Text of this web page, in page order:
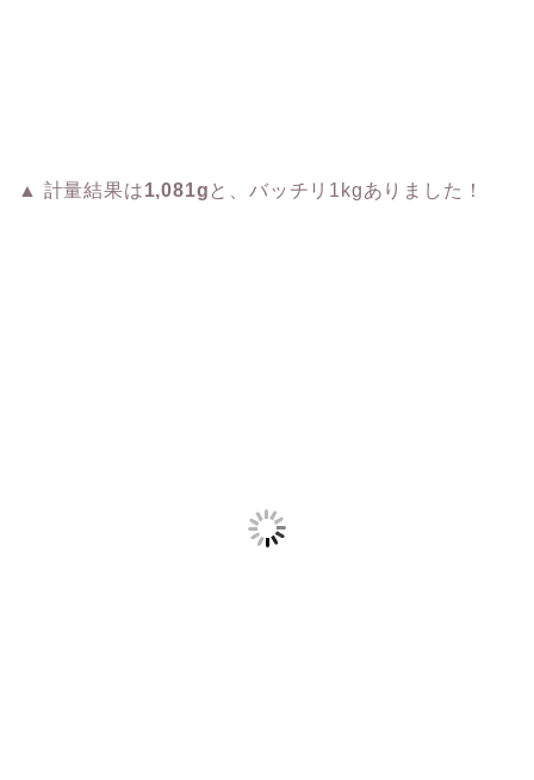
▲ 計量結果は1,081g と、バッチリ1kgありました！